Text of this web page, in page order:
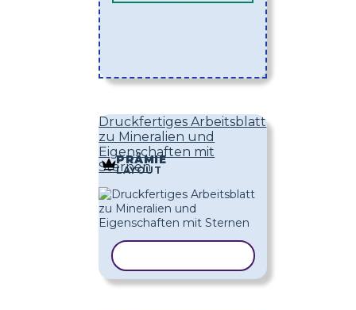
Druckfertiges Arbeitsblatt
zu Mineralien und
Eigenschaften mit
Sternen
PRÄMIE
LAYOUT